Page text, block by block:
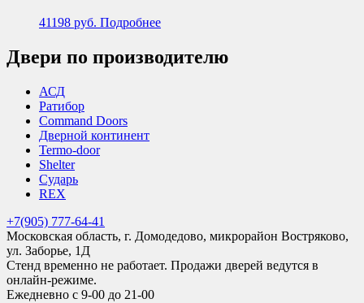
41198 руб. Подробнее
Двери по производителю
АСД
Ратибор
Command Doors
Дверной континент
Termo-door
Shelter
Сударь
REX
+7(905) 777-64-41
Московская область, г. Домодедово, микрорайон Востряково,
ул. Заборье, 1Д
Стенд временно не работает. Продажи дверей ведутся в
онлайн-режиме.
Ежедневно с 9-00 до 21-00